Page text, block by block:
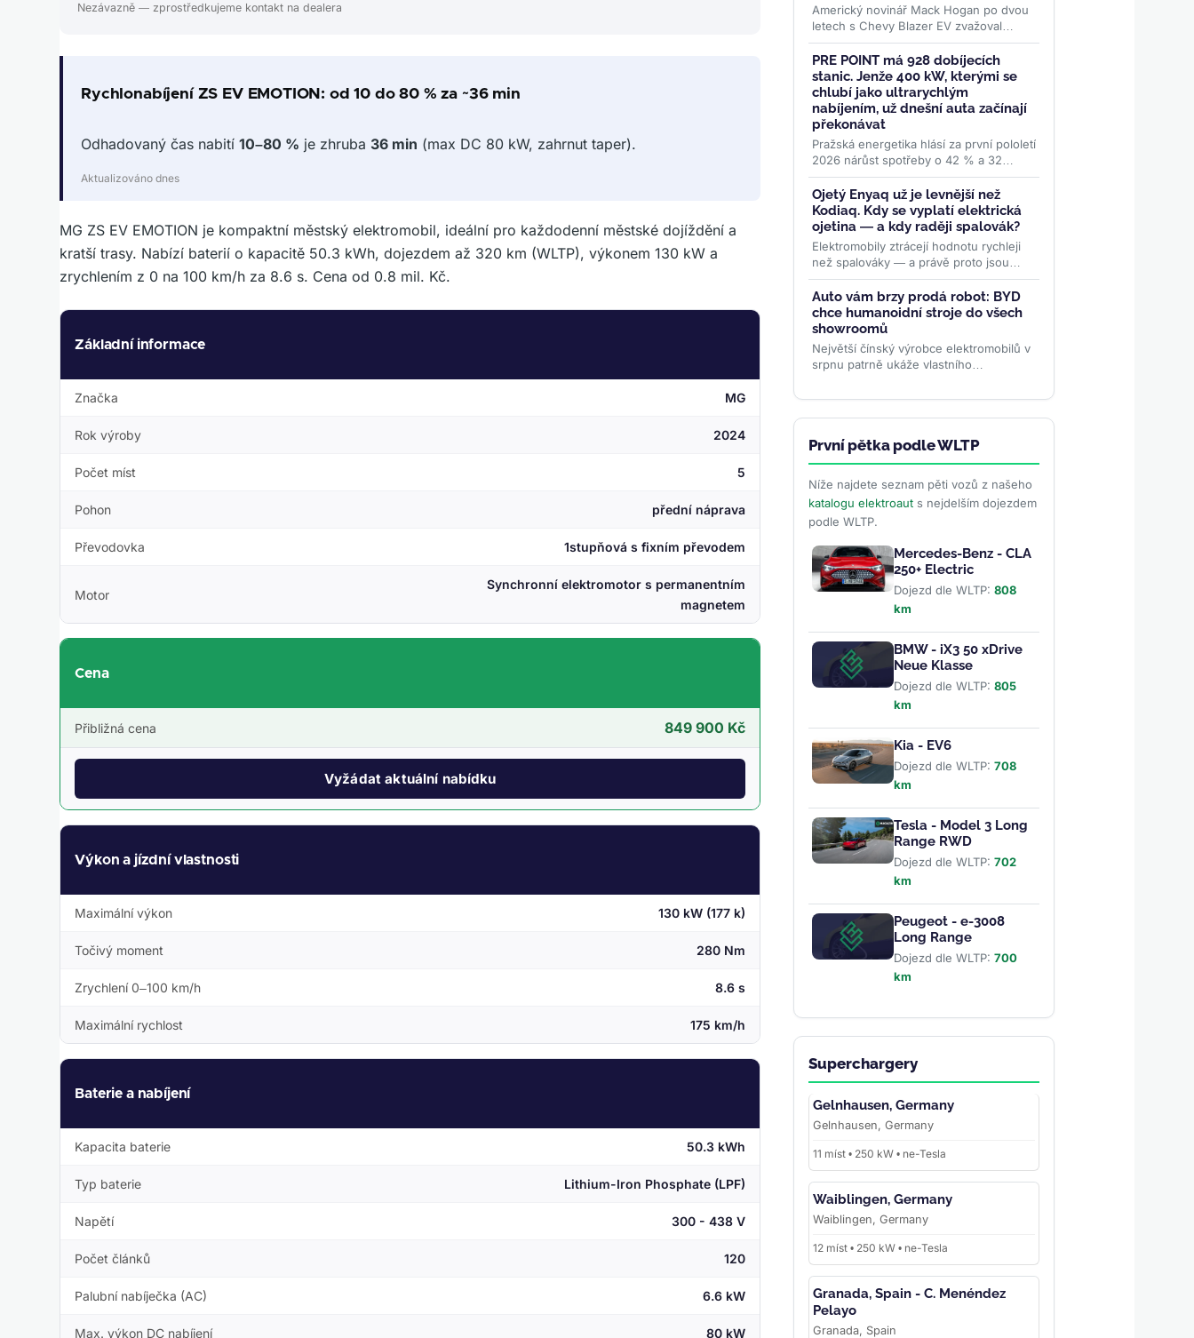
Nezávazně — zprostředkujeme kontakt na dealera
Rychlonabíjení ZS EV EMOTION: od 10 do 80 % za ~36 min
Odhadovaný čas nabití10–80 % je zhruba 36 min (max DC 80 kW, zahrnut taper).
Aktualizováno dnes
MG ZS EV EMOTION je kompaktní městský elektromobil, ideální pro každodenní městské dojíždění a
kratší trasy. Nabízí baterií o kapacitě 50.3 kWh, dojezdem až 320 km (WLTP), výkonem 130 kW a
zrychlením z 0 na 100 km/h za 8.6 s. Cena od 0.8 mil. Kč.
Základní informace
Značka MG
Rok výroby 2024
Počet míst 5
Pohon přední náprava
Převodovka 1stupňová s fixním převodem
Motor
Synchronní elektromotor s permanentním
magnetem
Cena
Přibližná cena 849 900 Kč
Vyžádat aktuální nabídku
Výkon a jízdní vlastnosti
Maximální výkon 130 kW (177 k)
Točivý moment 280 Nm
Zrychlení 0–100 km/h 8.6 s
Maximální rychlost 175 km/h
Baterie a nabíjení
Kapacita baterie 50.3 kWh
Typ baterie Lithium-Iron Phosphate (LPF)
Napětí 300 - 438 V
Počet článků 120
Palubní nabíječka (AC) 6.6 kW
Max. výkon DC nabíjení 80 kW
Americký novinář Mack Hogan po dvou
letech s Chevy Blazer EV zvažoval
návrat ke spalovacímu autu. Nakonec
koupil další ojetý elektromobil...>>
PRE POINT má 928 dobíjecích
stanic. Jenže 400 kW, kterými se
chlubí jako ultrarychlým
nabíjením, už dnešní auta začínají
překonávat
Pražská energetika hlásí za první pololetí
2026 nárůst spotřeby o 42 % a 32
nových stanic. Síť PRE POINT má už 928
stanic a 1 468...>>
Ojetý Enyaq už je levnější než
Kodiaq. Kdy se vyplatí elektrická
ojetina — a kdy raději spalovák?
Elektromobily ztrácejí hodnotu rychleji
než spalováky — a právě proto jsou
ojetá EV dnes tak výhodná. Prošli jsme
reálné nabídky na...>>
Auto vám brzy prodá robot: BYD
chce humanoidní stroje do všech
showroomů
Největší čínský výrobce elektromobilů v
srpnu patrně ukáže vlastního
předvádět vozy, oživovat...>>
První pětka podle WLTP
Níže najdete seznam pěti vozů z našeho
katalogu elektroauts nejdelším dojezdem
podle WLTP.
Mercedes-Benz - CLA
250+ Electric
Dojezd dle WLTP: 808
km
BMW - iX3 50 xDrive
Neue Klasse
Dojezd dle WLTP: 805
km
Kia - EV6
Dojezd dle WLTP: 708
km
Tesla - Model 3 Long
Range RWD
Dojezd dle WLTP: 702
km
Peugeot - e-3008
Long Range
Dojezd dle WLTP: 700
km
Superchargery
Gelnhausen, Germany
Gelnhausen, Germany
11 míst • 250 kW • ne-Tesla
Waiblingen, Germany
Waiblingen, Germany
12 míst • 250 kW • ne-Tesla
Granada, Spain - C. Menéndez
Pelayo
Granada, Spain